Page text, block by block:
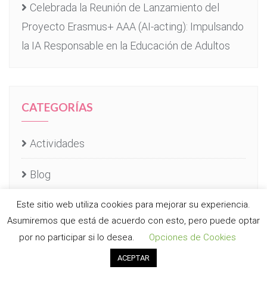
Celebrada la Reunión de Lanzamiento del
Proyecto Erasmus+ AAA (AI-acting): Impulsando
la IA Responsable en la Educación de Adultos
CATEGORÍAS
Actividades
Blog
Proyectos E-learning
Uncategorized
Este sitio web utiliza cookies para mejorar su experiencia.
Asumiremos que está de acuerdo con esto, pero puede optar
por no participar si lo desea.
Opciones de Cookies
ACEPTAR